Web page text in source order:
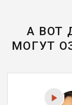
А ВОТ
МОГУТ